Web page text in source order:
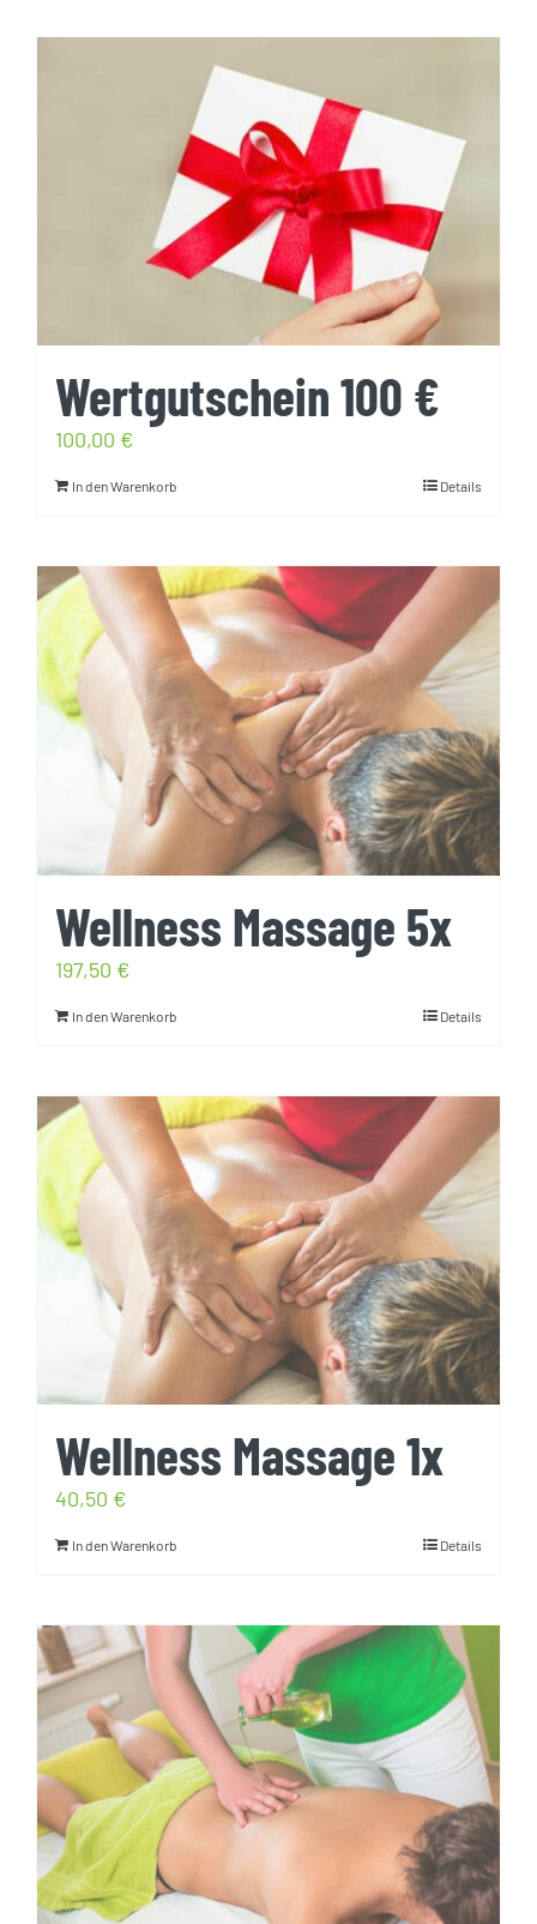
Wertgutschein 100 €
100,00 €
In den Warenkorb Details
Wellness Massage 5x
197,50 €
In den Warenkorb Details
Wellness Massage 1x
40,50 €
In den Warenkorb Details